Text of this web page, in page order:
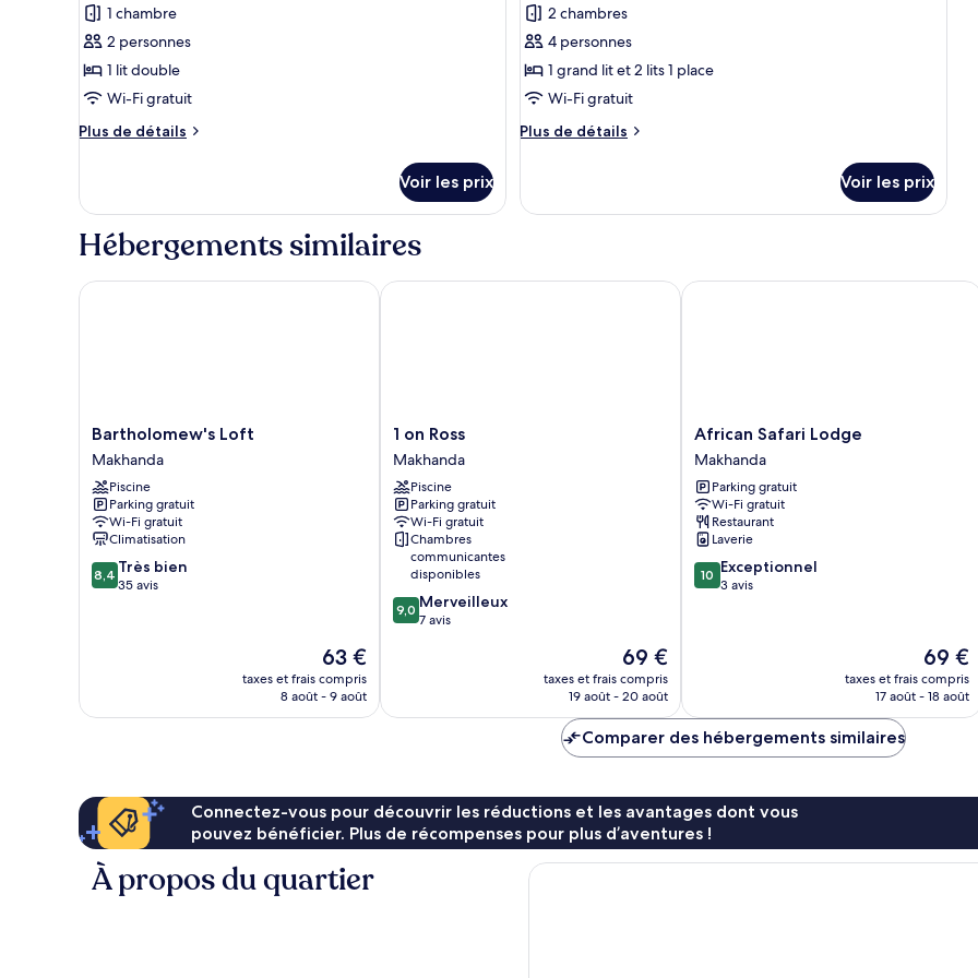
Double
Familiale
Confort
photos
pour
ce
type
chambre :
1 chambre
2 personnes
1 lit double
Wi-Fi gratuit
Plus de détails
Plus
le
type
de
Chambre
Voir les prix
photos
pour
ce
type
chambre :
2 chambres
4 personnes
1 grand lit et 2 lits 1 place
Wi-Fi gratuit
Plus de détails
Plus
le
Appartement
Voir les prix
Hébergements similaires
Bartholomew's
Loft
Makhanda
Bartholomew's Loft
Makhanda
Piscine
Parking gratuit
Wi-Fi gratuit
Climatisation
8.4
sur
8,4 Très bien
35 avis
Le
nouveau
prix
63 €
taxes et frais compris
8 août - 9 août
Bartholomew's Loft
1
on
Ross
Makhanda
1 on Ross
Makhanda
Piscine
Parking gratuit
Wi-Fi gratuit
Chambres
communicantes
disponibles
9.0
sur
9,0 Merveilleux
7 avis
Le
nouveau
prix
de
69 €
69 €
taxes et frais compris
19 août - 20 août
1 on Ross
African
Safari
Lodge
Makhanda
African Safari Lodge
Makhanda
Parking gratuit
Wi-Fi gratuit
Restaurant
Laverie
10.0
sur
10 Exceptionnel
3 avis
Le
nouveau
prix
69 €
taxes et frais compris
17 août - 18 août
African Safari Lodge
Comparer des hébergements similaires
Connectez-vous pour découvrir les réductions et les avantages dont vous
pouvez bénéficier. Plus de récompenses pour plus d’aventures !
À propos du quartier